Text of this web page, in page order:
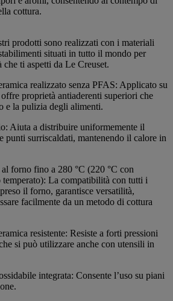
cottura.
prodotti sono realizzati con i materiali
situati in tutto il mondo per
che ti aspetti da Le Creuset.
realizzato senza PFAS: Applicato su
proprietà antiaderenti superiori che
e la pulizia degli alimenti.
Aiuta a distribuire uniformemente il
punti surriscaldati, mantenendo il calore in
forno fino a 280 °C (220 °C con
La compatibilità con tutti i
il forno, garantisce versatilità,
facilmente da un metodo di cottura
resistente: Resiste a forti pressioni
si può utilizzare anche con utensili in
integrata: Consente l’uso su piani